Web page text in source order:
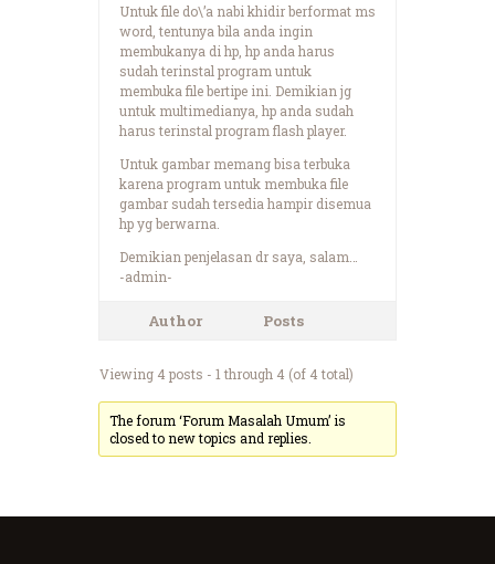
Untuk file do\’a nabi khidir berformat ms
word, tentunya bila anda ingin
membukanya di hp, hp anda harus
sudah terinstal program untuk
membuka file bertipe ini. Demikian jg
untuk multimedianya, hp anda sudah
harus terinstal program flash player.
Untuk gambar memang bisa terbuka
karena program untuk membuka file
gambar sudah tersedia hampir disemua
hp yg berwarna.
Demikian penjelasan dr saya, salam…
-admin-
Author Posts
Viewing 4 posts - 1 through 4 (of 4 total)
The forum ‘Forum Masalah Umum’ is
closed to new topics and replies.